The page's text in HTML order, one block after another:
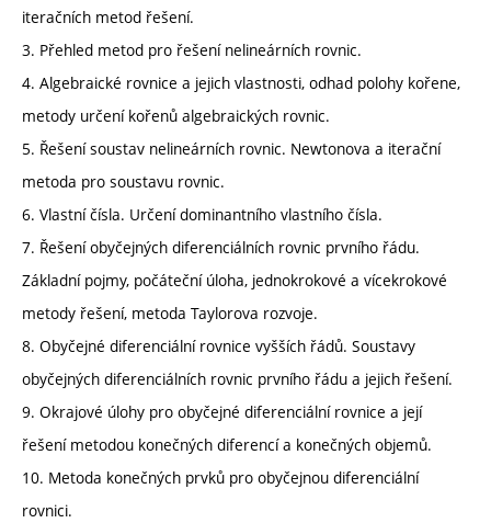
iteračních metod řešení.
3. Přehled metod pro řešení nelineárních rovnic.
4. Algebraické rovnice a jejich vlastnosti, odhad polohy kořene,
metody určení kořenů algebraických rovnic.
5. Řešení soustav nelineárních rovnic. Newtonova a iterační
metoda pro soustavu rovnic.
6. Vlastní čísla. Určení dominantního vlastního čísla.
7. Řešení obyčejných diferenciálních rovnic prvního řádu.
Základní pojmy, počáteční úloha, jednokrokové a vícekrokové
metody řešení, metoda Taylorova rozvoje.
8. Obyčejné diferenciální rovnice vyšších řádů. Soustavy
obyčejných diferenciálních rovnic prvního řádu a jejich řešení.
9. Okrajové úlohy pro obyčejné diferenciální rovnice a její
řešení metodou konečných diferencí a konečných objemů.
10. Metoda konečných prvků pro obyčejnou diferenciální
rovnici.